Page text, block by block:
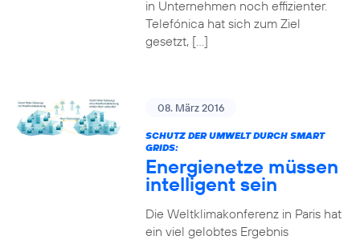
in Unternehmen noch effizienter.
Telefónica hat sich zum Ziel
gesetzt, […]
08. März 2016
SCHUTZ DER UMWELT DURCH SMART
GRIDS:
Energienetze müssen
intelligent sein
Die Weltklimakonferenz in Paris hat
ein viel gelobtes Ergebnis